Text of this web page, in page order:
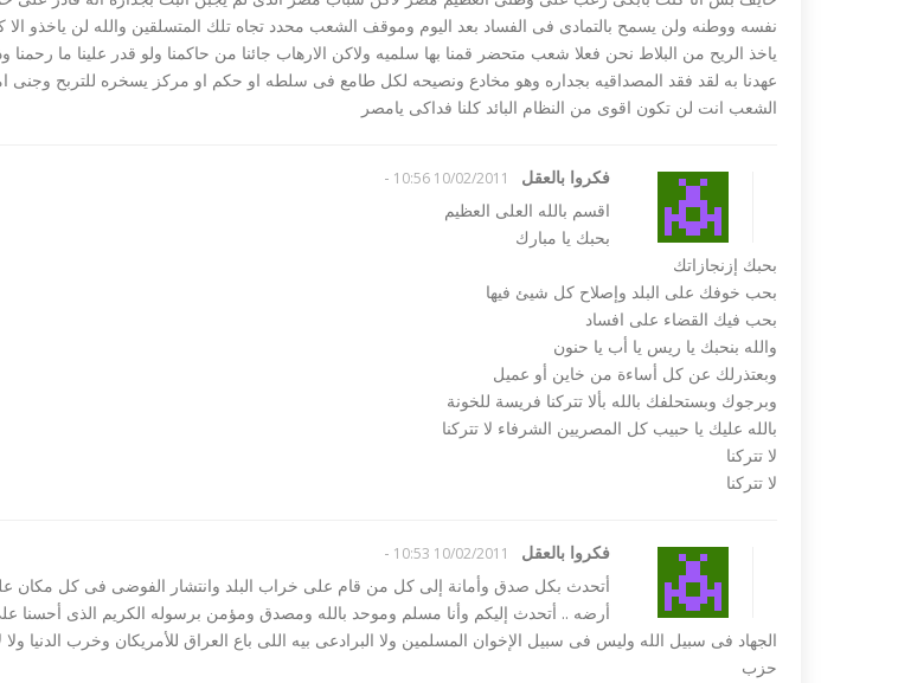
نفسه ووطنه ولن يسمح بالتمادى فى الفساد بعد اليوم وموقف الشعب محدد تجاه تلك المتسلقين والله لن ياخذو الا
ياخذ الريح من البلاط نحن فعلا شعب متحضر قمنا بها سلميه ولاكن الارهاب جائنا من حاكمنا ولو قدر علينا ما رحمنا
عهدنا به لقد فقد المصداقيه بجداره وهو مخادع ونصيحه لكل طامع فى سلطه او حكم او مركز يسخره للتربح وجنى
الشعب انت لن تكون اقوى من النظام البائد كلنا فداكى يامصر
فكروا بالعقل 10/02/2011 10:56
-
اقسم بالله العلى العظيم
بحبك يا مبارك
بحبك إزنجازاتك
بحب خوفك على البلد وإصلاح كل شيئ فيها
بحب فيك القضاء على افساد
والله بنحبك يا ريس يا أب يا حنون
وبعتذرلك عن كل أساءة من خاين أو عميل
وبرجوك وبستحلفك بالله بألا تتركنا فريسة للخونة
بالله عليك يا حبيب كل المصريين الشرفاء لا تتركنا
لا تتركنا
لا تتركنا
فكروا بالعقل 10/02/2011 10:53
-
أتحدث بكل صدق وأمانة إلى كل من قام على خراب البلد وانتشار الفوضى فى كل مكان
أرضه .. أتحدث إليكم وأنا مسلم وموحد بالله ومصدق ومؤمن برسوله الكريم الذى أحسنا
الجهاد فى سبيل الله وليس فى سبيل الإخوان المسلمين ولا البرادعى بيه اللى باع العراق للأمريكان وخرب الدنيا ولا
حزب